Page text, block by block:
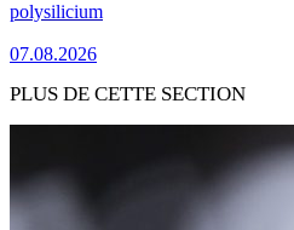
polysilicium
07.08.2026
PLUS DE CETTE SECTION